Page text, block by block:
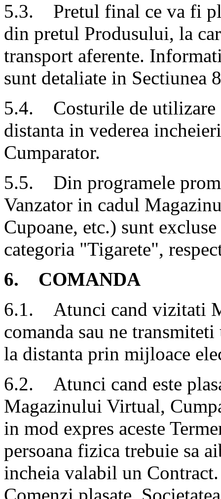
5.3. Pretul final ce va fi
din pretul Produsului, la
transport aferente.
sunt detaliate in Sectiunea
5.4. Costurile de utilizare
distanta in vederea
Cumparator.
5.5. Din programele
Vanzator in cadul
Cupoane, etc.) sunt
categoria "Tigarete",
6. COMANDA
6.1. Atunci cand vizitati
comanda sau ne
la distanta prin mijloace
6.2. Atunci cand este
Magazinului Virtual,
in mod expres aceste
persoana fizica trebuie sa
incheia valabil un